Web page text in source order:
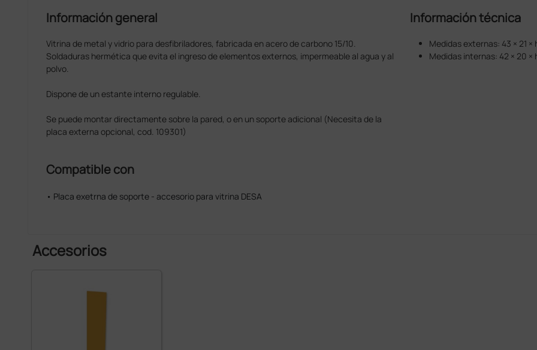
Información general
Vitrina de metal y vidrio para desfibriladores, fabricada en acero de carbono 15/10.
Soldaduras hermética que evita el ingreso de elementos externos, impermeable al agua y al
polvo.
Dispone de un estante interno regulable.
Se puede montar directamente sobre la pared, o en un soporte adicional (Necesita de la
placa externa opcional, cod. 109301)
Compatible con
• Placa exetrna de soporte - accesorio para vitrina DESA
Información técnica
Medidas externas: 43 × 21 ×
Medidas internas: 42 × 20 ×
Accesorios